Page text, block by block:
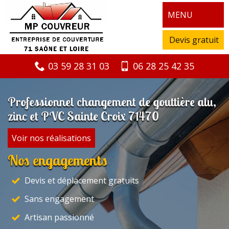
MENU
Devis gratuit
03 59 28 31 03 06 28 25 42 35
Professionnel changement de gouttière alu,
zinc et PVC Sainte Croix 71470
Voir nos réalisations
Nos engagements
Devis et déplacement gratuits
Sans engagement
Artisan passionné